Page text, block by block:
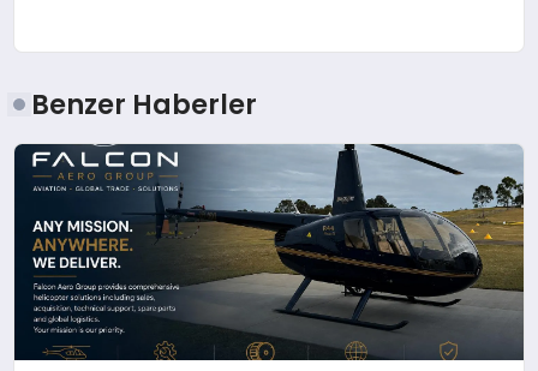
Benzer Haberler